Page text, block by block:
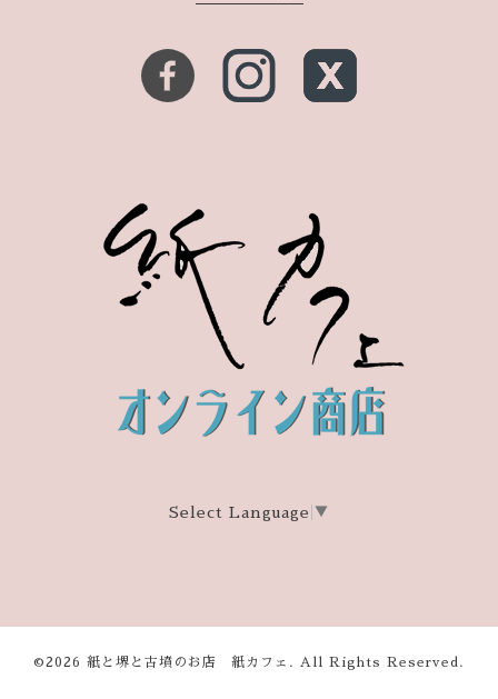
Select Language ▼
©2026 紙と堺と古墳のお店 紙カフェ . All Rights Reserved.